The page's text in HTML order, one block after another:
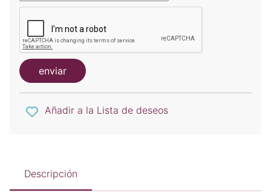
enviar
Añadir a la Lista de deseos
Descripción